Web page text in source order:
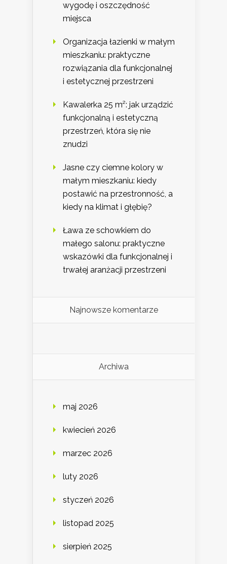
wygodę i oszczędność
miejsca
Organizacja łazienki w małym
mieszkaniu: praktyczne
rozwiązania dla funkcjonalnej
i estetycznej przestrzeni
Kawalerka 25 m²: jak urządzić
funkcjonalną i estetyczną
przestrzeń, która się nie
znudzi
Jasne czy ciemne kolory w
małym mieszkaniu: kiedy
postawić na przestronność, a
kiedy na klimat i głębię?
Ława ze schowkiem do
małego salonu: praktyczne
wskazówki dla funkcjonalnej i
trwałej aranżacji przestrzeni
Najnowsze komentarze
Archiwa
maj 2026
kwiecień 2026
marzec 2026
luty 2026
styczeń 2026
listopad 2025
sierpień 2025